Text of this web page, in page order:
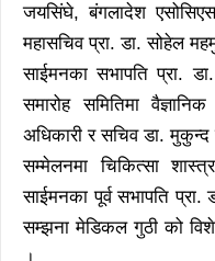
जयसिंघे, बंगलादेश
महासचिव प्रा. डा. सोहेल
साईमनका सभापति प्रा.
समारोह समितिमा
अधिकारी र सचिव डा.
सम्मेलनमा चिकित्सा
साईमनका पूर्व सभापति
सम्झना मेडिकल गुठी को